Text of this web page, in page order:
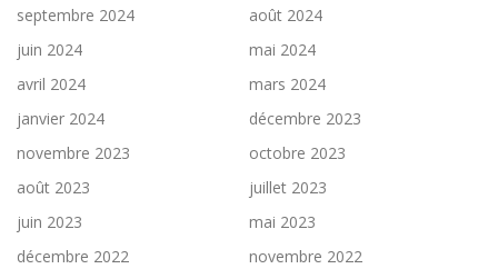
septembre 2024
août 2024
juin 2024
mai 2024
avril 2024
mars 2024
janvier 2024
décembre 2023
novembre 2023
octobre 2023
août 2023
juillet 2023
juin 2023
mai 2023
décembre 2022
novembre 2022